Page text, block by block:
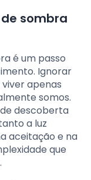
sombra
é um passo
Ignorar
apenas
somos.
descoberta
a luz
aceitação e na
que